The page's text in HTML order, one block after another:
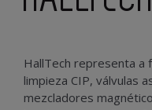
HallTech representa a
limpieza CIP, válvulas
mezcladores